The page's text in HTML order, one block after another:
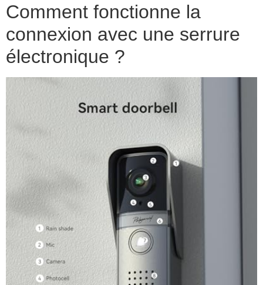
Comment fonctionne la
connexion avec une serrure
électronique ?